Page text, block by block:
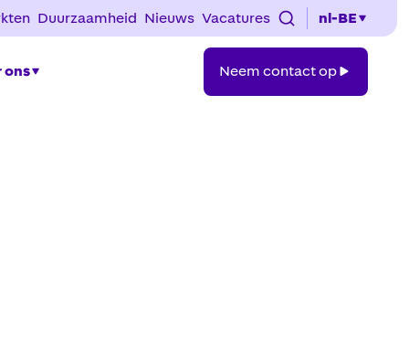
Duurzaamheid Nieuws Vacatures nl-BE
ons
contact
Neem contact op